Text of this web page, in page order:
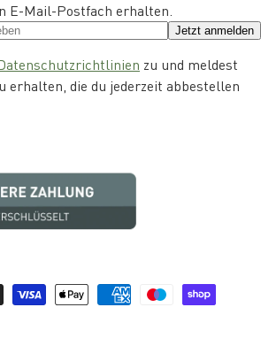
E-Mail-Postfach erhalten.
Jetzt anmelden
zu und meldest
erhalten, die du jederzeit abbestellen